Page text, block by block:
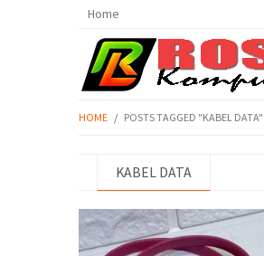
Home
HOME / POSTS TAGGED "KABEL DATA"
KABEL DATA